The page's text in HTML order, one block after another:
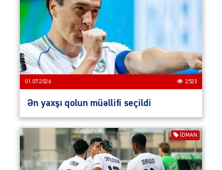
01.07.2026 2523
Ən yaxşı qolun müəllifi seçildi
İDMAN